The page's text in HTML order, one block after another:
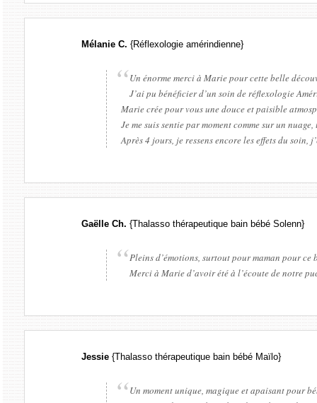
Mélanie C. {Réflexologie amérindienne}
Un énorme merci à Marie pour cette belle
J’ai pu bénéficier d’un soin de réflexologie
Marie crée pour vous une douce et paisible
Je me suis sentie par moment comme sur un
Après 4 jours, je ressens encore les effets du soin,
Gaëlle Ch. {Thalasso thérapeutique bain bébé Solenn}
Pleins d’émotions, surtout pour maman pour ce
Merci à Marie d’avoir été à l’écoute de notre
Jessie {Thalasso thérapeutique bain bébé Maïlo}
Un moment unique, magique et apaisant pour